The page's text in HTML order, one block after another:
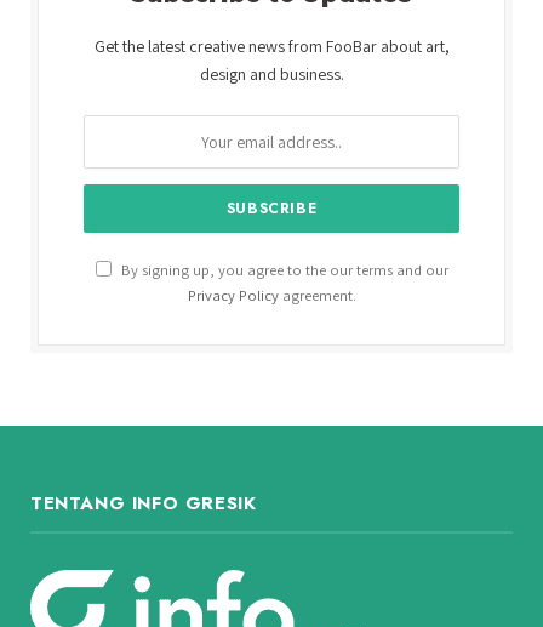
Get the latest creative news from FooBar about art,
design and business.
By signing up, you agree to the our terms and our
Privacy Policyagreement.
TENTANG INFO GRESIK